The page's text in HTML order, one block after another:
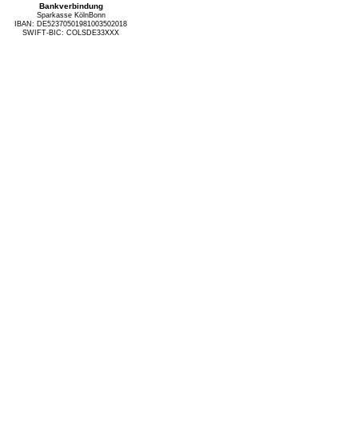
Bankverbindung
Sparkasse KölnBonn
IBAN: DE52370501981003502018
SWIFT-BIC: COLSDE33XXX